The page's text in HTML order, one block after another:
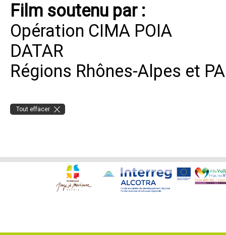
Film soutenu par :
Opération CIMA POIA
DATAR
Régions Rhônes-Alpes et
Tout effacer